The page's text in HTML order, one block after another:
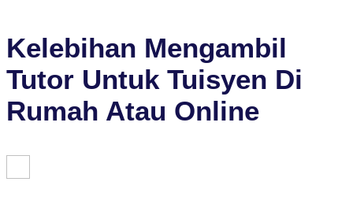
Kelebihan Mengambil
Tutor Untuk Tuisyen Di
Rumah Atau Online